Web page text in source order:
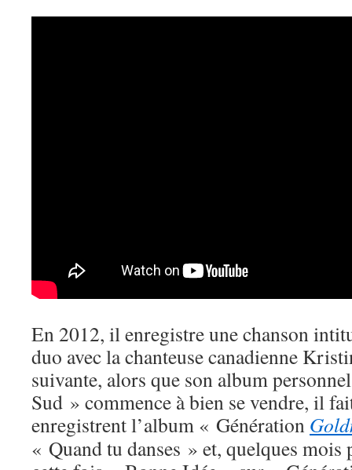
En 2012, il enregistre une chanson
duo avec la chanteuse canadienne
suivante, alors que son album
Sud » commence à bien se vendre, il
enregistrent l’album « Génération
« Quand tu danses » et, quelques